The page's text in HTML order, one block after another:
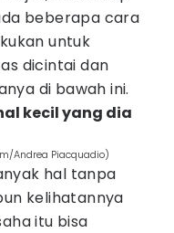
beberapa cara
untuk
dicintai dan
di bawah ini.
kecil yang dia
Andrea Piacquadio)
hal tanpa
kelihatannya
itu bisa